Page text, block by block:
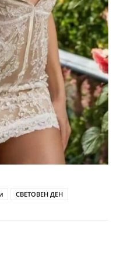
СВЕТОВЕН ДЕН